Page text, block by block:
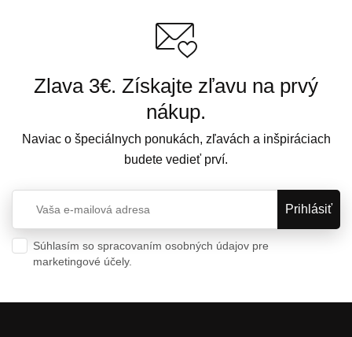
Zlava 3€. Získajte zľavu na prvý
nákup.
Naviac o špeciálnych ponukách, zľavách a inšpiráciach
budete vedieť prví.
Súhlasím so spracovaním osobných údajov pre
marketingové účely.